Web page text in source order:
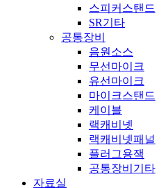
스피커스탠드
SR기타
공통장비
음원소스
무선마이크
유선마이크
마이크스탠드
케이블
랙캐비넷
랙캐비넷패널
플러그용잭
공통장비기타
자료실